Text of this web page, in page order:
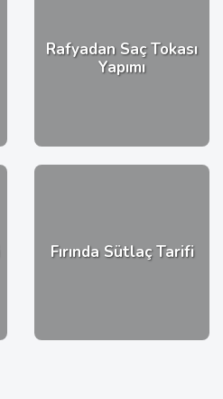
Rafyadan Saç Tokası
Yapımı
Fırında Sütlaç Tarifi